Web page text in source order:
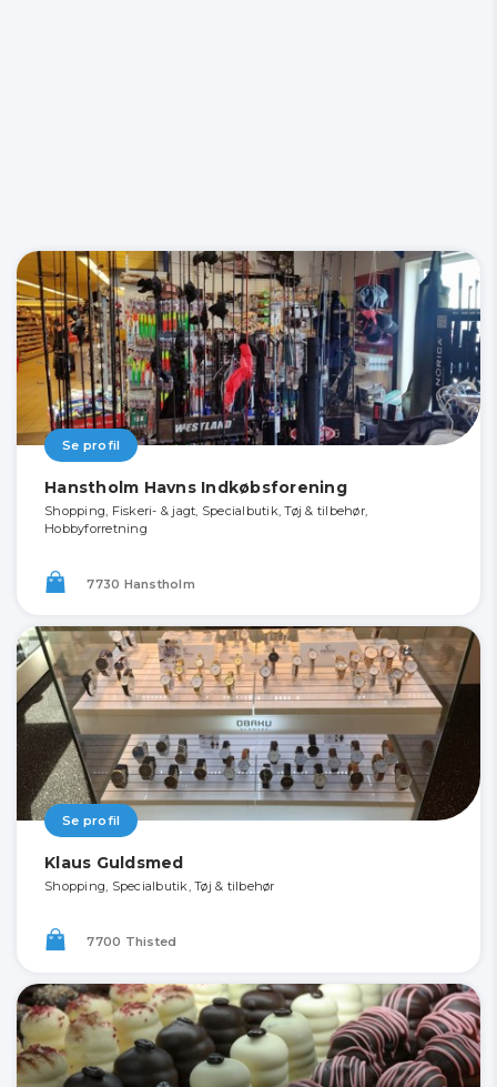
Se profil
Hanstholm Havns Indkøbsforening
Shopping, Fiskeri- & jagt, Specialbutik, Tøj & tilbehør,
Hobbyforretning
7730 Hanstholm
Se profil
Klaus Guldsmed
Shopping, Specialbutik, Tøj & tilbehør
7700 Thisted